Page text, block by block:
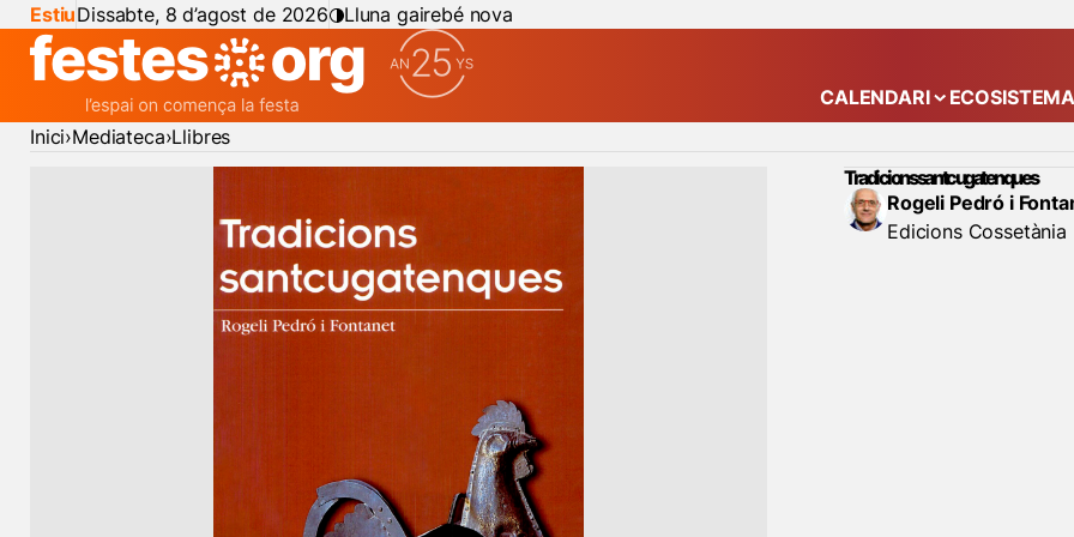
EstiuDissabte, 8 d’agost de 2026 Lluna gairebé nova
CALENDARI Mostra el
ECOSISTEMA
Inici Mediateca Llibres
Tradicions santcugatenques
Rogeli Pedró i
Edicions Cossetània